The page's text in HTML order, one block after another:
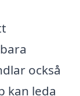
också
kan leda